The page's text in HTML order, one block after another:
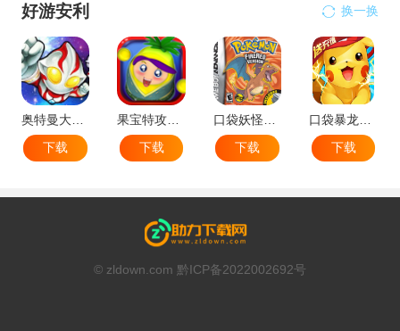
好游安利 换一换
奥特曼大战小怪兽
下载
下载
下载
下载
© zldown.com 黔ICP备2022002692号